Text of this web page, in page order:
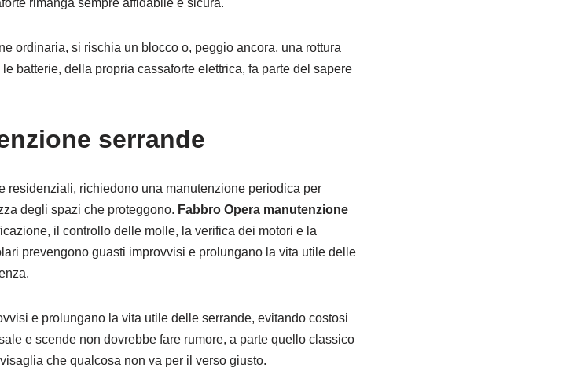
ordinaria, si rischia un blocco o, peggio ancora, una rottura
batterie, della propria cassaforte elettrica, fa parte del sapere
serrande
residenziali, richiedono una manutenzione periodica per
degli spazi che proteggono. Fabbro Opera manutenzione
il controllo delle molle, la verifica dei motori e la
prevengono guasti improvvisi e prolungano la vita utile delle
e prolungano la vita utile delle serrande, evitando costosi
e scende non dovrebbe fare rumore, a parte quello classico
che qualcosa non va per il verso giusto.